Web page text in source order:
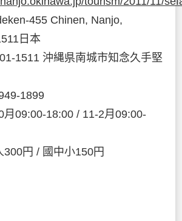
455 Chinen, Nanjo,
日本
1511 沖縄県南城市知念久手堅
1899
月09:00-18:00 / 11-2月09:00-
300円 / 國中小150円